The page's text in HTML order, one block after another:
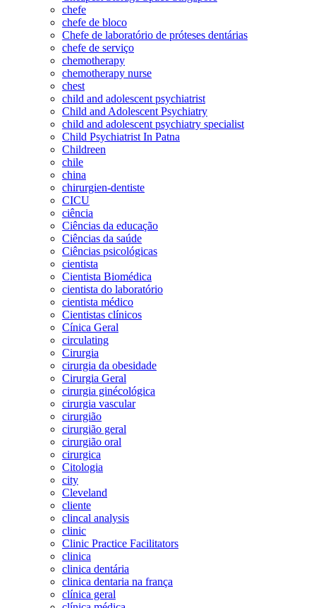
chefe
chefe de bloco
Chefe de laboratório de próteses dentárias
chefe de serviço
chemotherapy
chemotherapy nurse
chest
child and adolescent psychiatrist
Child and Adolescent Psychiatry
child and adolescent psychiatry specialist
Child Psychiatrist In Patna
Childreen
chile
china
chirurgien-dentiste
CICU
ciência
Ciências da educação
Ciências da saúde
Ciências psicológicas
cientista
Cientista Biomédica
cientista do laboratório
cientista médico
Cientistas clínicos
Cínica Geral
circulating
Cirurgia
cirurgia da obesidade
Cirurgia Geral
cirurgia ginécológica
cirurgia vascular
cirurgião
cirurgião geral
cirurgião oral
cirurgica
Citologia
city
Cleveland
cliente
clincal analysis
clinic
Clinic Practice Facilitators
clinica
clinica dentária
clinica dentaria na frança
clínica geral